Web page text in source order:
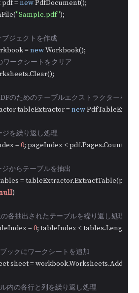
pdf =
new PdfDocument();
"Sample.pdf");
ジェクトを作成
=
new Workbook();
ワークシートをクリア
のためのテーブルエクストラクターを初
tableExtractor =
new
ジを繰り返し処理
= 0; pageIndex < pdf.Pages.Count;
からテーブルを抽出
tables =
)
各抽出されたテーブルを繰り返し処理
= 0; tableIndex < tables.Length;
ックにワークシートを追加
Worksheet sheet = workbook.Worksheets.Add(
内の各行と列を繰り返し処理